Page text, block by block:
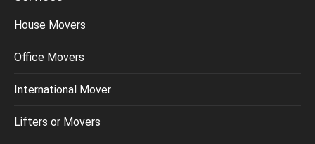
House Movers
Office Movers
International Mover
Lifters or Movers